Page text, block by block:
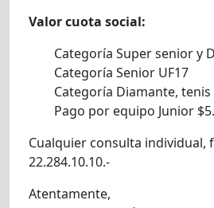
Valor cuota social:
Categoría Super senior y
Categoría Senior UF17
Categoría Diamante, tenis
Pago por equipo Junior
Cualquier consulta individual,
22.284.10.10.-
Atentamente,